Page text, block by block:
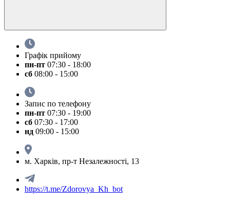
Графік прийому
пн-пт 07:30 - 18:00
сб 08:00 - 15:00
Запис по телефону
пн-пт 07:30 - 19:00
сб 07:30 - 17:00
нд 09:00 - 15:00
м. Харків, пр-т Незалежності, 13
https://t.me/Zdorovya_Kh_bot